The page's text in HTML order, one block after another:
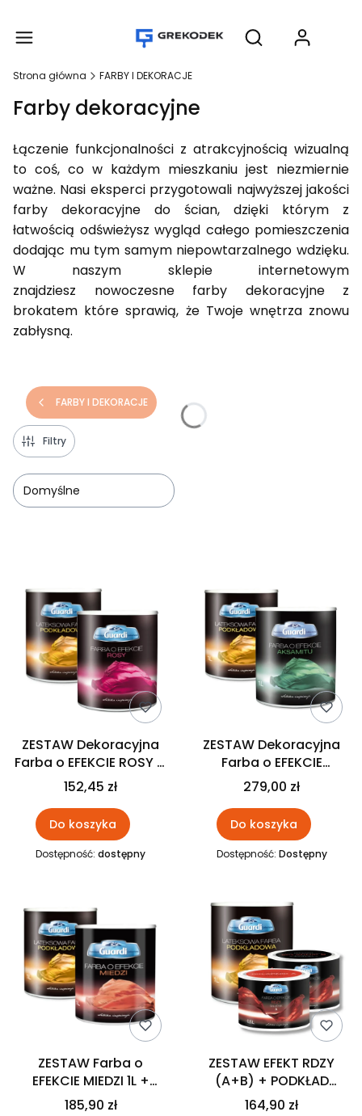
Otwórz
Strona główna FARBY I DEKORACJE
Farby dekoracyjne
Łączenie funkcjonalności z atrakcyjnością wizualną
to coś, co w każdym mieszkaniu jest niezmiernie
ważne. Nasi eksperci przygotowali najwyższej jakości
farby dekoracyjne do ścian, dzięki którym z
łatwością odświeżysz wygląd całego pomieszczenia
dodając mu tym samym niepowtarzalnego wdzięku.
W naszym sklepie internetowym
znajdziesz nowoczesne farby dekoracyjne z
brokatem które sprawią, że Twoje wnętrza znowu
zabłysną.
FARBY I DEKORACJE
Filtry
Domyślne
ZESTAW Dekoracyjna
Farba o EFEKCIE ROSY +
PODKŁAD Guardi
152,45 zł
Do koszyka
Dostępność: dostępny
ZESTAW Dekoracyjna
Farba o EFEKCIE
AKSAMITU 1L + PODKŁAD
1L GUARDI
279,00 zł
Do koszyka
Dostępność: Dostępny
ZESTAW Farba o
EFEKCIE MIEDZI 1L +
PODKŁAD 1L GUARDI
185,90 zł
ZESTAW EFEKT RDZY
(A+B) + PODKŁAD
czarna perła1L GUARDI
164,90 zł